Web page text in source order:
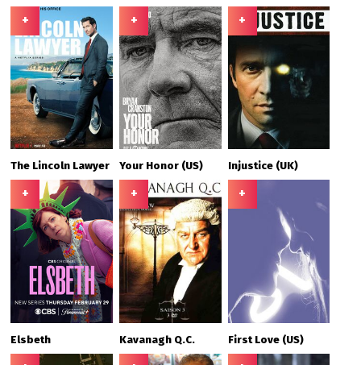
+
The Lincoln Lawyer
+
Your Honor (US)
+
Injustice (UK)
+
Elsbeth
+
Kavanagh Q.C.
+
First Love (US)